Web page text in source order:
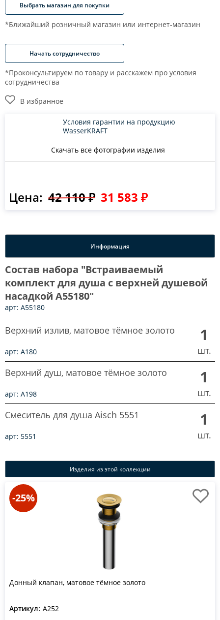
Выбрать магазин для покупки
*Ближайший розничный магазин или интернет-магазин
Начать сотрудничество
*Проконсультируем по товару и расскажем про условия
сотрудничества
В избранное
Скачать все фотографии изделия
Условия гарантии на продукцию
WasserKRAFT
Цена: 42 110 ₽ 31 583 ₽
Информация
Состав набора "Встраиваемый
комплект для душа с верхней душевой
насадкой A55180"
арт: A55180
Верхний излив, матовое тёмное золото
арт: A180
1
шт.
Верхний душ, матовое тёмное золото
арт: A198
1
шт.
Смеситель для душа Aisch 5551
арт: 5551
1
шт.
Изделия из этой коллекции
-25%
Донный клапан, матовое тёмное золото
Артикул: A252